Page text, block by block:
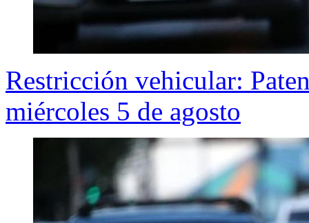
Restricción vehicular:
miércoles 5 de agosto